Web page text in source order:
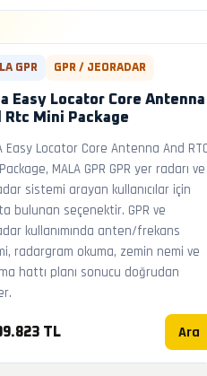
GPR GPR / JEORADAR
Easy Locator Core Antenna
Rtc Mini Package
Easy Locator Core Antenna And
MALA GPR GPR yer radarı ve
sistemi arayan kullanıcılar için
bulunan seçenektir. GPR ve
kullanımında anten/frekans
radargram okuma, zemin nemi ve
hattı planı sonucu doğrudan
TL Ara